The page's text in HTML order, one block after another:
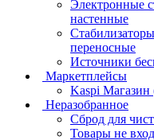
Электронные
настенные
переносные
Источники
Маркетплейсы
Kaspi
Неразобранное
Сброд для
Товары не